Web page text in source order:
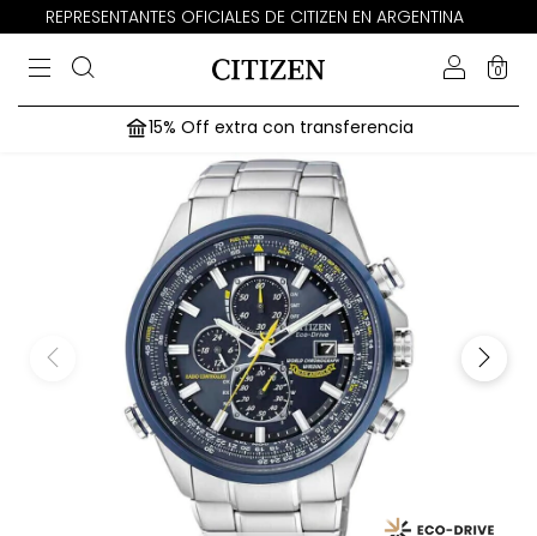
REPRESENTANTES OFICIALES DE CITIZEN EN ARGENTINA
0
15% Off extra con transferencia